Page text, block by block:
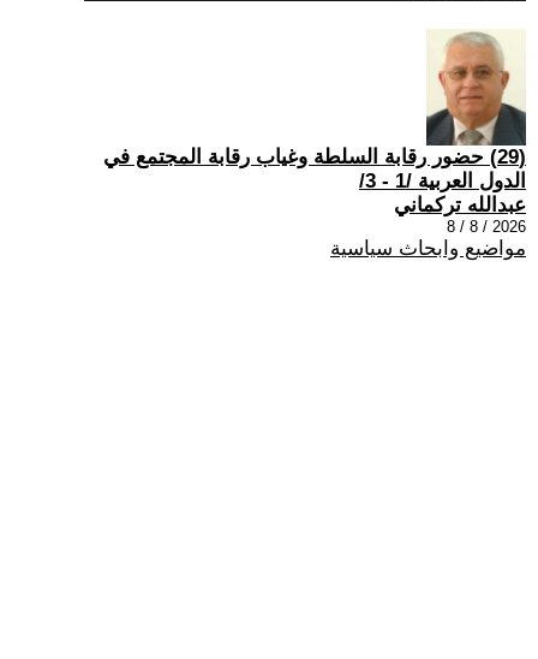
(29) حضور رقابة السلطة وغياب رقابة المجتمع في
الدول العربية /1 - 3/
عبدالله تركماني
2026 / 8 / 8
مواضيع وابحاث سياسية